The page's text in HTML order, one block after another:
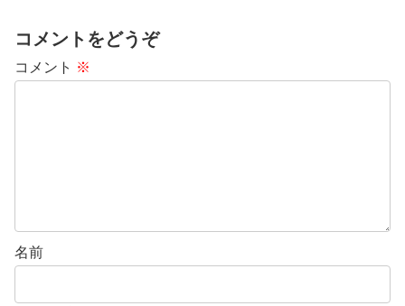
コメントをどうぞ
コメント ※
名前